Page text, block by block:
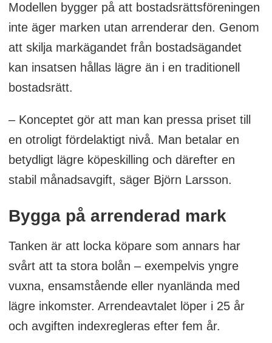
Modellen bygger på att bostadsrättsföreningen
inte äger marken utan arrenderar den. Genom
att skilja markägandet från bostadsägandet
kan insatsen hållas lägre än i en traditionell
bostadsrätt.
– Konceptet gör att man kan pressa priset till
en otroligt fördelaktigt nivå. Man betalar en
betydligt lägre köpeskilling och därefter en
stabil månadsavgift, säger Björn Larsson.
Bygga på arrenderad mark
Tanken är att locka köpare som annars har
svårt att ta stora bolån – exempelvis yngre
vuxna, ensamstående eller nyanlända med
lägre inkomster. Arrendeavtalet löper i 25 år
och avgiften indexregleras efter fem år.